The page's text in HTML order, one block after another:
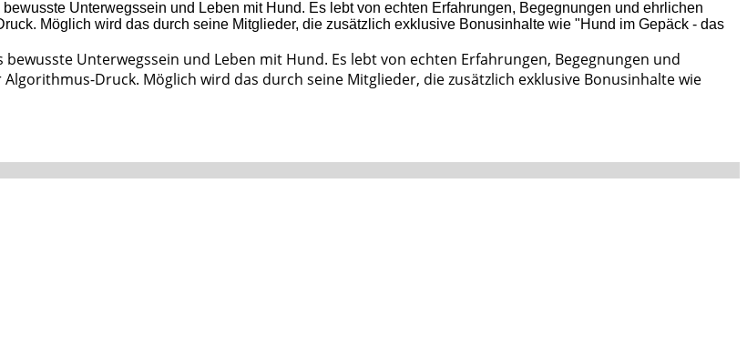
Unterwegssein und Leben mit Hund. Es lebt von echten Erfahrungen, Begegnungen und
Druck. Möglich wird das durch seine Mitglieder, die zusätzlich exklusive Bonusinhalte wie